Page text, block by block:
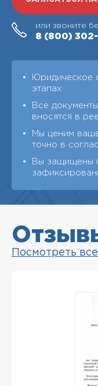
или звоните
8 (800)
Юридическое
этапах
Все
вносятся в
Мы ценим
точно в
Вы защищены
Посмотреть все